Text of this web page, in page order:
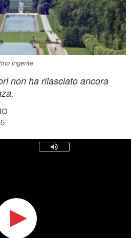
ingente
non ha rilasciato ancora